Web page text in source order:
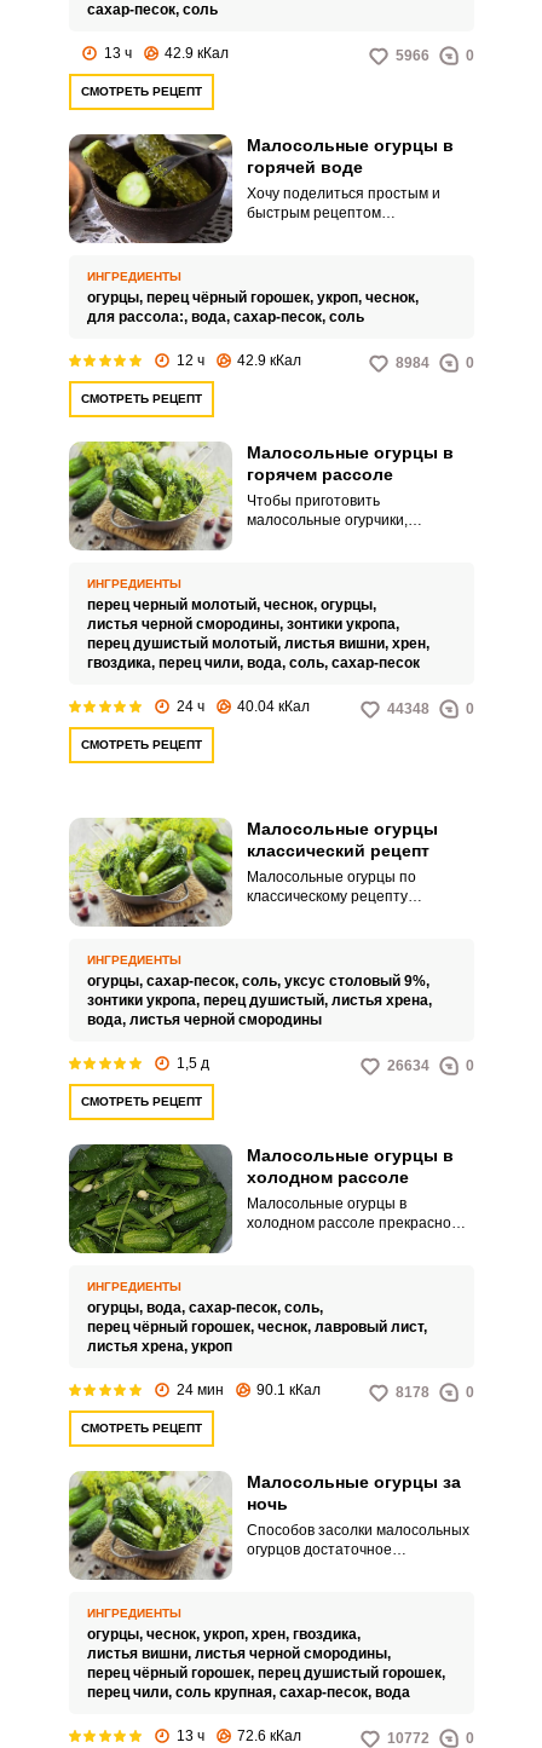
сахар-песок, соль
13 ч 42.9 кКал 5966 0
СМОТРЕТЬ РЕЦЕПТ
Малосольные огурцы в
горячей воде
Хочу поделиться простым и
быстрым рецептом
огурчики можно различными
способами.
ИНГРЕДИЕНТЫ
огурцы, перец чёрный горошек, укроп, чеснок,
для рассола:, вода, сахар-песок, соль
12 ч 42.9 кКал 8984 0
СМОТРЕТЬ РЕЦЕПТ
Малосольные огурцы в
горячем рассоле
Чтобы приготовить
малосольные огурчики,
огурчики с пупырышками на
поверхности.
ИНГРЕДИЕНТЫ
перец черный молотый, чеснок, огурцы,
листья черной смородины, зонтики укропа,
перец душистый молотый, листья вишни, хрен,
гвоздика, перец чили, вода, соль, сахар-песок
24 ч 40.04 кКал 44348 0
СМОТРЕТЬ РЕЦЕПТ
Малосольные огурцы
классический рецепт
Малосольные огурцы по
классическому рецепту
рассолом, состав которого
достаточно простой: вода, уксус,
сахарный песок, соль и
горошины перца.
ИНГРЕДИЕНТЫ
огурцы, сахар-песок, соль, уксус столовый 9%,
зонтики укропа, перец душистый, листья хрена,
вода, листья черной смородины
1,5 д 26634 0
СМОТРЕТЬ РЕЦЕПТ
Малосольные огурцы в
холодном рассоле
Малосольные огурцы в
холодном рассоле прекрасно
праздничных застолий.
ИНГРЕДИЕНТЫ
огурцы, вода, сахар-песок, соль,
перец чёрный горошек, чеснок, лавровый лист,
листья хрена, укроп
24 мин 90.1 кКал 8178 0
СМОТРЕТЬ РЕЦЕПТ
Малосольные огурцы за
ночь
Способов засолки малосольных
огурцов достаточное
Малосольные огурчики готовят с
домашних небольших плодов.
ИНГРЕДИЕНТЫ
огурцы, чеснок, укроп, хрен, гвоздика,
листья вишни, листья черной смородины,
перец чёрный горошек, перец душистый горошек,
перец чили, соль крупная, сахар-песок, вода
13 ч 72.6 кКал 10772 0